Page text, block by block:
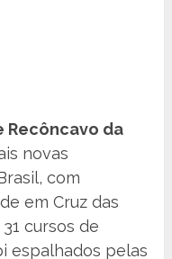
Recôncavo da
novas
com
em Cruz das
cursos de
espalhados pelas